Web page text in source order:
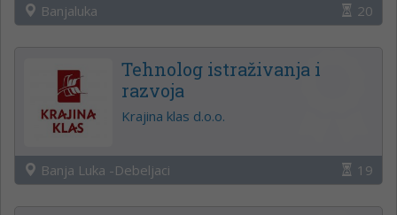
Banjaluka 20
Tehnolog istraživanja i
razvoja
Krajina klas d.o.o.
Banja Luka -Debeljaci 19